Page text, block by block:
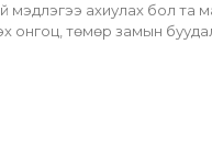
ахиулах бол
онгоц, төмөр замын